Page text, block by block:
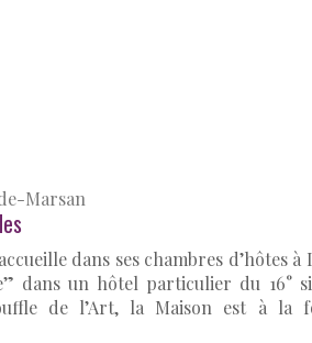
Marsan
dans ses chambres d’hôtes
dans un hôtel particulier du 16°
de l’Art, la Maison est à la